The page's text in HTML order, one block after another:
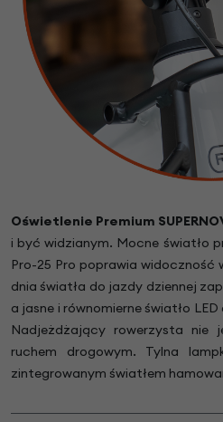
Oświetlenie Premium
i być widzianym. Mocne światło
Pro-25 Pro poprawia widoczność
dnia światła do jazdy dziennej
a jasne i równomierne światło
Nadjeżdżający rowerzysta nie
ruchem drogowym. Tylna
zintegrowanym światłem